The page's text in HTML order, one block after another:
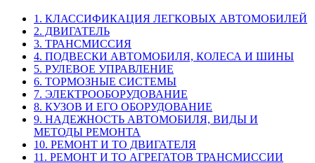
1. КЛАССИФИКАЦИЯ ЛЕГКОВЫХ АВТОМОБИЛЕЙ
2. ДВИГАТЕЛЬ
3. ТРАНСМИССИЯ
4. ПОДВЕСКИ АВТОМОБИЛЯ, КОЛЕСА И ШИНЫ
5. РУЛЕВОЕ УПРАВЛЕНИЕ
6. ТОРМОЗНЫЕ СИСТЕМЫ
7. ЭЛЕКТРООБОРУДОВАНИЕ
8. КУЗОВ И ЕГО ОБОРУДОВАНИЕ
9. НАДЕЖНОСТЬ АВТОМОБИЛЯ, ВИДЫ И
МЕТОДЫ РЕМОНТА
10. РЕМОНТ И ТО ДВИГАТЕЛЯ
11. РЕМОНТ И ТО АГРЕГАТОВ ТРАНСМИССИИ